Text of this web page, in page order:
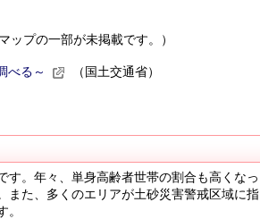
ップの一部が未掲載です。）
べる～
（国土交通省）
。年々、単身高齢者世帯の割合も高くなっ
また、多くのエリアが土砂災害警戒区域に指